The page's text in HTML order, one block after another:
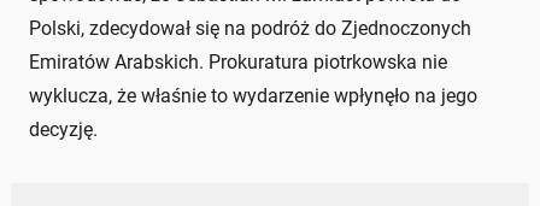
Polski, zdecydował się na podróż do Zjednoczonych
Emiratów Arabskich. Prokuratura piotrkowska nie
wyklucza, że właśnie to wydarzenie wpłynęło na jego
decyzję.